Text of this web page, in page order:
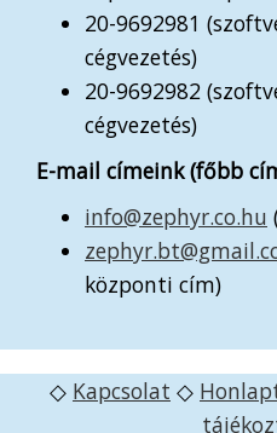
20-9692981
cégvezetés)
20-9692982
cégvezetés)
E-mail címeink (főbb
info@zephyr.co.hu
központi cím)
◇ Kapcsolat ◇